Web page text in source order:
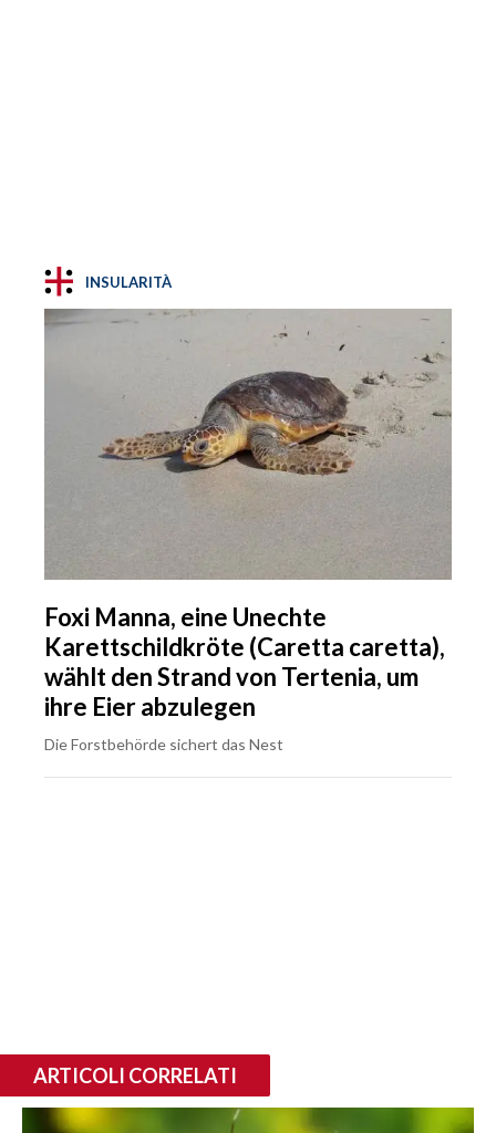
INSULARITÀ
Foxi Manna, eine Unechte
Karettschildkröte (Caretta caretta),
wählt den Strand von Tertenia, um
ihre Eier abzulegen
Die Forstbehörde sichert das Nest
ARTICOLI CORRELATI